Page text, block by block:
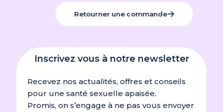
Retourner une commande
Inscrivez vous à notre newsletter
Recevez nos actualités, offres et conseils
pour une santé sexuelle apaisée.
Promis, on s’engage à ne pas vous envoyer